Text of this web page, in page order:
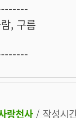
, 구름
랑천사 / 작성시